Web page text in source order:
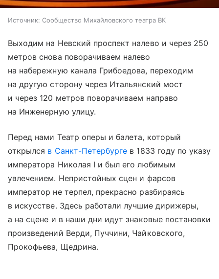
Источник: Сообщество Михайловского театра ВК
Выходим на Невский проспект налево и через 250
метров снова поворачиваем налево
на набережную канала Грибоедова, переходим
на другую сторону через Итальянский мост
и через 120 метров поворачиваем направо
на Инженерную улицу.
Перед нами Театр оперы и балета, который
открылся в Санкт-Петербурге в 1833 году по указу
императора Николая I и был его любимым
увлечением. Непристойных сцен и фарсов
император не терпел, прекрасно разбираясь
в искусстве. Здесь работали лучшие дирижеры,
а на сцене и в наши дни идут знаковые постановки
произведений Верди, Пуччини, Чайковского,
Прокофьева, Щедрина.